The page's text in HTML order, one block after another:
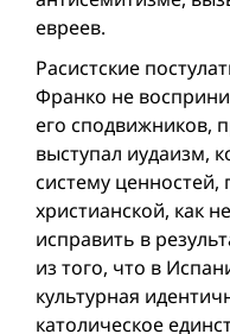
евреев.
Расистские
Франко не
его сподвижников,
выступал иудаизм,
систему
христианской, как
исправить в
из того, что в
культурная
католическое